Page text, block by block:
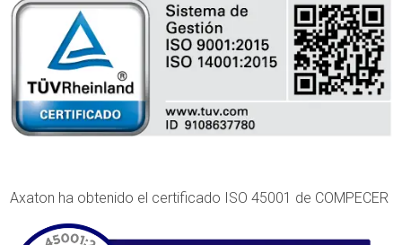
Axaton ha obtenido el certificado ISO 45001 de COMPECER